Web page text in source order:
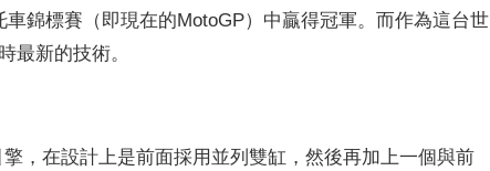
錦標賽（即現在的MotoGP）中贏得冠軍。而作為這台世
最新的技術。
，在設計上是前面採用並列雙缸，然後再加上一個與前